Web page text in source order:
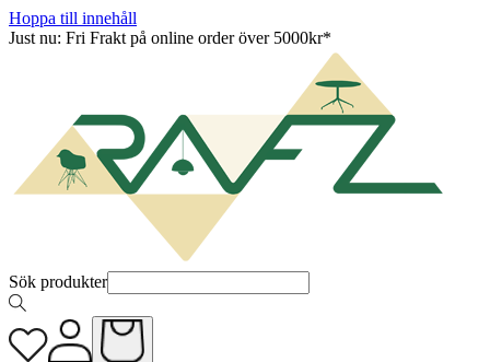
Hoppa till innehåll
Just nu: Fri Frakt på online order över 5000kr*
Sök produkter